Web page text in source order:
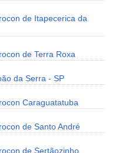
de Itapecerica da
de Terra Roxa
da Serra - SP
Caraguatatuba
de Santo André
de Sertãozinho